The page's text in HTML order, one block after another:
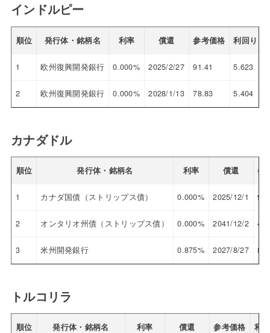
インドルピー
順位 発行体・銘柄名 利率 償還 参考価格 利回り
1 欧州復興開発銀行 0.000% 2025/2/27 91.41 5.623
2 欧州復興開発銀行 0.000% 2028/1/13 78.83 5.404
カナダドル
順位 発行体・銘柄名 利率 償還 参
1 カナダ国債（ストリップス債） 0.000% 2025/12/1
2 オンタリオ州債（ストリップス債） 0.000% 2041/12/2
3 米州開発銀行 0.875% 2027/8/27
トルコリラ
順位 発行体・銘柄名 利率 償還 参考価格 利